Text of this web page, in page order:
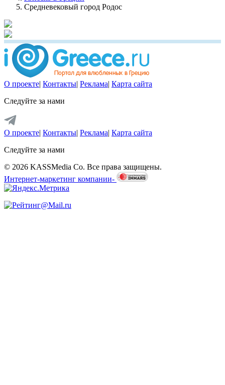
Средневековый город Родос
О проекте| Контакты| Реклама| Карта сайта
Следуйте за нами
О проекте| Контакты| Реклама| Карта сайта
Следуйте за нами
© 2026 KASSMedia Co. Все права защищены.
Интернет-маркетинг компании-